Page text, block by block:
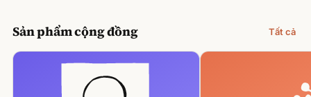
Sản phẩm cộng đồng Tất cả